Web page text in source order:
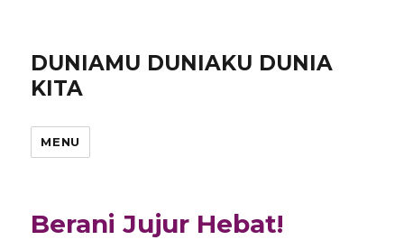
DUNIAMU DUNIAKU DUNIA
KITA
MENU
Berani Jujur Hebat!